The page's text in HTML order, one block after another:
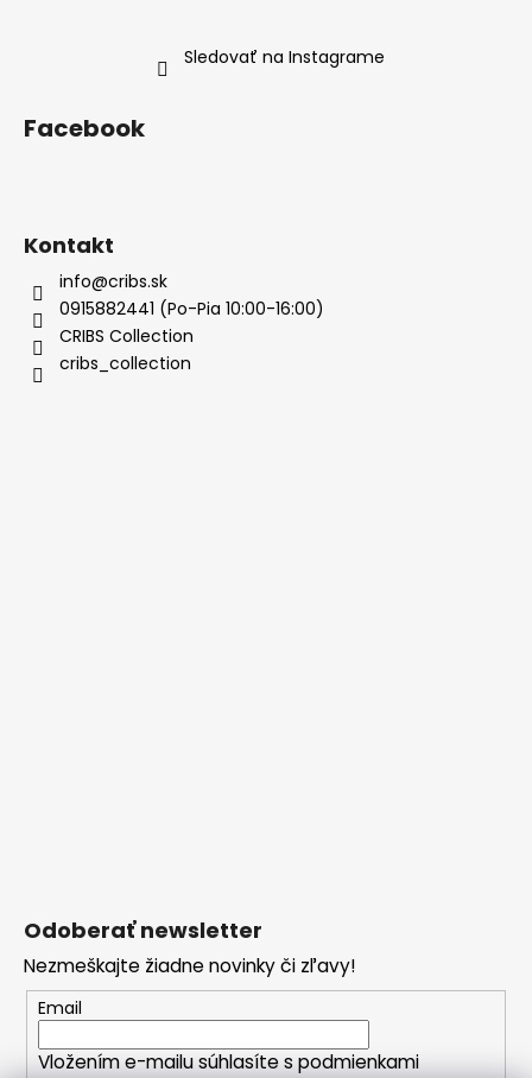
Sledovať na Instagrame
Facebook
Kontakt
info@cribs.sk
0915882441 (Po-Pia 10:00-16:00)
CRIBS Collection
cribs_collection
Odoberať newsletter
Nezmeškajte žiadne novinky či zľavy!
Email
Vložením e-mailu súhlasíte spodmienkami